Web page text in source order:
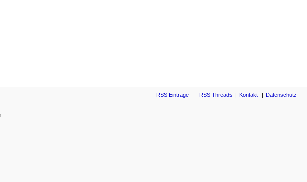
RSS Einträge RSS Threads Kontakt Datenschutz